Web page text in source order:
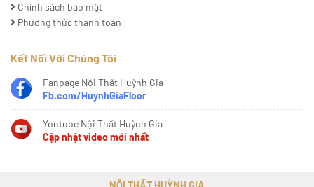
Chính sách bảo mật
Phương thức thanh toán
Kết Nối Với Chúng Tôi
Fanpage Nội Thất Huỳnh Gia
Fb.com/HuynhGiaFloor
Youtube Nội Thất Huỳnh Gia
Cập nhật video mới nhất